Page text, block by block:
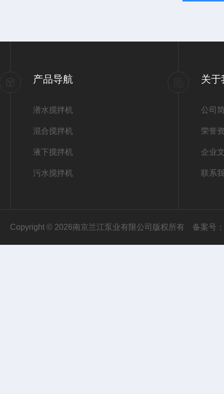
产品导航
潜水搅拌机
混合搅拌机
液下搅拌机
污水搅拌机
关于
公司
荣誉
企业
联系
Copyright © 2026南京兰江泵业有限公司版权所有 备案号